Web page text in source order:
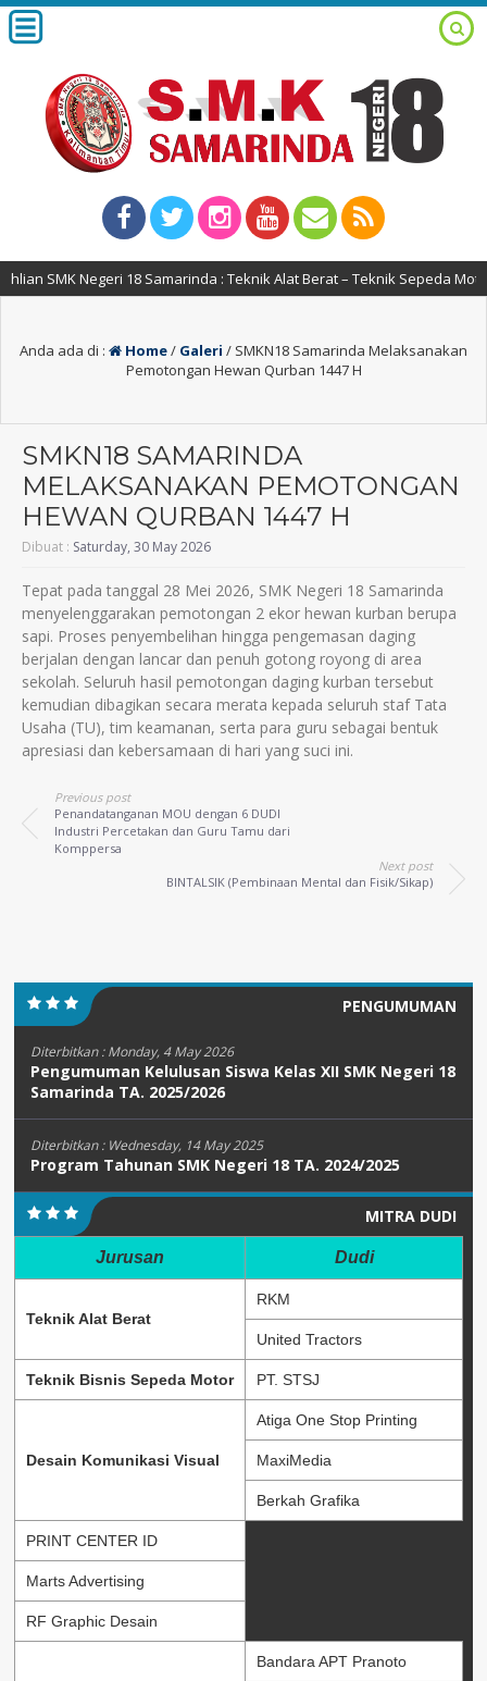
SMK Negeri 18 Samarinda : Teknik Alat Berat – Teknik Sepeda Motor
Anda ada di : Home/ Galeri / SMKN18 Samarinda Melaksanakan
Pemotongan Hewan Qurban 1447 H
SMKN18 SAMARINDA
MELAKSANAKAN PEMOTONGAN
HEWAN QURBAN 1447 H
Dibuat : Saturday, 30 May 2026
Tepat pada tanggal 28 Mei 2026, SMK Negeri 18 Samarinda
menyelenggarakan pemotongan 2 ekor hewan kurban berupa
sapi. Proses penyembelihan hingga pengemasan daging
berjalan dengan lancar dan penuh gotong royong di area
sekolah. Seluruh hasil pemotongan daging kurban tersebut
kemudian dibagikan secara merata kepada seluruh staf Tata
Usaha (TU), tim keamanan, serta para guru sebagai bentuk
apresiasi dan kebersamaan di hari yang suci ini.
Previous post
Penandatanganan MOU dengan 6 DUDI
Industri Percetakan dan Guru Tamu dari
Komppersa
Next post
BINTALSIK (Pembinaan Mental dan Fisik/Sikap)
PENGUMUMAN
Diterbitkan :Monday, 4 May 2026
Pengumuman Kelulusan Siswa Kelas XII SMK Negeri 18
Samarinda TA. 2025/2026
Diterbitkan : Wednesday, 14 May 2025
Program Tahunan SMK Negeri 18 TA. 2024/2025
MITRA DUDI
Jurusan Dudi
Teknik Alat Berat
RKM
United Tractors
Teknik Bisnis Sepeda Motor PT. STSJ
Desain Komunikasi Visual
Atiga One Stop Printing
MaxiMedia
Berkah Grafika
PRINT CENTER ID
Marts Advertising
RF Graphic Desain
Bandara APT Pranoto